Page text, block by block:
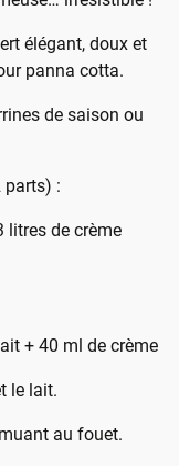
élégant, doux et
panna cotta.
de saison ou
parts) :
litres de crème
+ 40 ml de crème
le lait.
au fouet.